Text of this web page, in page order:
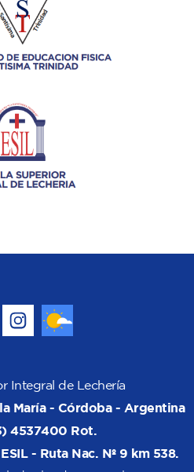
Integral de Lechería
María - Córdoba - Argentina
4537400 Rot.
- Ruta Nac. Nº 9 km 538.